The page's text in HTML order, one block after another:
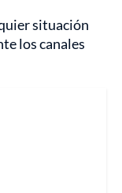
situación
los canales